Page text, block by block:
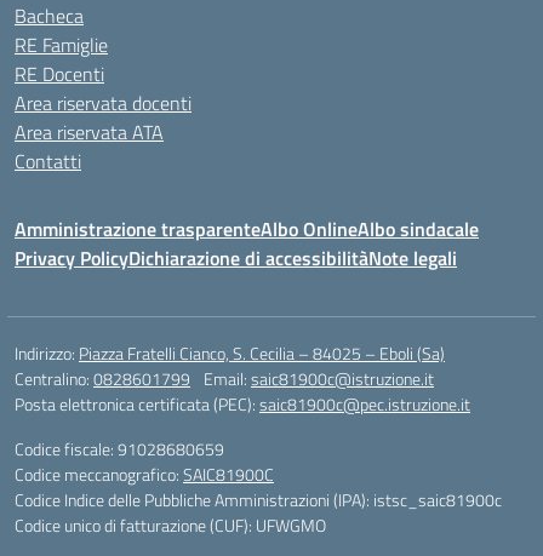
Bacheca
RE Famiglie
RE Docenti
Area riservata docenti
Area riservata ATA
Contatti
Amministrazione trasparenteAlbo OnlineAlbo sindacale
Privacy PolicyDichiarazione di accessibilitàNote legali
Indirizzo: Piazza Fratelli Cianco, S. Cecilia – 84025 – Eboli (Sa)
Centralino:0828601799 Email:saic81900c@istruzione.it
Posta elettronica certificata (PEC):saic81900c@pec.istruzione.it
Codice fiscale: 91028680659
Codice meccanografico:SAIC81900C
Codice Indice delle Pubbliche Amministrazioni (IPA): istsc_saic81900c
Codice unico di fatturazione (CUF): UFWGMO